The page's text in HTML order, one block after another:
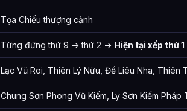
Tọa Chiếu thượng cảnh
Từng đứng thứ 9 -> thứ 2 -> Hiện tại xếp thứ 1
Lạc Vũ Roi, Thiên Lý Nữu, Đế Liêu Nha, Thiên
Chung Sơn Phong Vũ Kiếm, Ly Sơn Kiếm Pháp